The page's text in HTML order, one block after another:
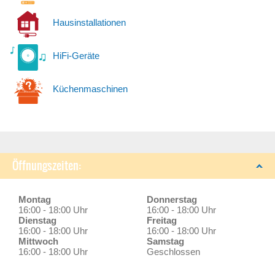
Hausinstallationen
HiFi-Geräte
Küchenmaschinen
Öffnungszeiten:
Montag
16:00 - 18:00 Uhr
Dienstag
16:00 - 18:00 Uhr
Mittwoch
16:00 - 18:00 Uhr
Donnerstag
16:00 - 18:00 Uhr
Freitag
16:00 - 18:00 Uhr
Samstag
Geschlossen